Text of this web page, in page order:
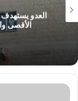
العدو
الأقصى